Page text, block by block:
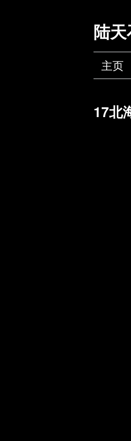
陆
主页
17北